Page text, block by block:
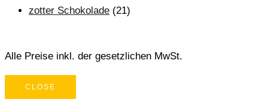
zotter Schokolade (21)
Alle Preise inkl. der gesetzlichen MwSt.
CLOSE